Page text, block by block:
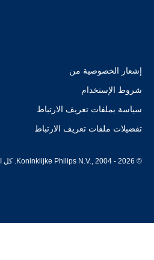
إشعار الخصوصية من
شروط الإستخدام
سياسة بملفات تعريف الارتباط
تفضيلات ملفات تعريف الارتباط
© Koninklijke Philips N.V., 2004 - 2026. كل الحقوق محفوظة.